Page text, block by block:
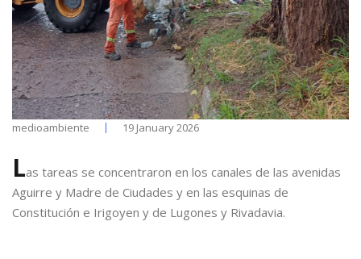
medioambiente 19 January 2026
Las tareas se concentraron en los canales de las avenidas
Aguirre y Madre de Ciudades y en las esquinas de
Constitución e Irigoyen y de Lugones y Rivadavia.